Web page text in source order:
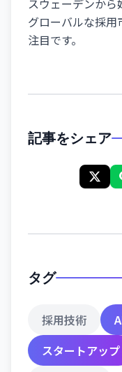
スウェーデンから
グローバルな採
注目です。
記事をシェア
タグ
採用技術
スタートアップ